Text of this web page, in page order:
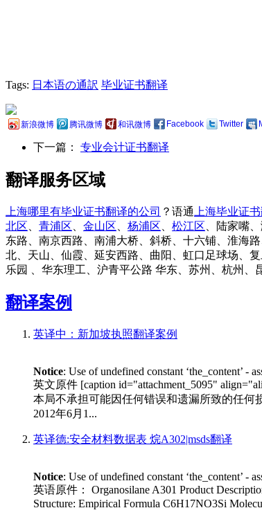
Tags: 日本语の通訳 毕业证书翻译
新浪微博 腾讯微博 和讯微博 Facebook Twitter
下一篇： 专业会计证书翻译
翻译服务区域
上海哪里有毕业证书翻译的公司 ？语通 上海毕业证
北区
青浦区 金山区 杨浦区 松江区 、陆家嘴
东路、南京西路、南浦大桥、斜桥、十六铺、淮海
北、天山、仙霞、延安西路、曲阳、虹口足球场、
乐园 、华东理工、沪青平公路 华东、苏州、杭州、
翻译案例
英译中：新加坡执照翻译案例
Notice: Use of undefined constant ‘the_content’ -
英文原件 [caption id="attachment_5095"
本局不承担可能因任何错误和遗漏所致的任何
2012年6月1...
英译德:安全材料数据表 烷A302|msds翻译
Notice: Use of undefined constant ‘the_content’ -
英语原件： Organosilane A301 Product
Structure: Empirical Formula C6H17NO3Si